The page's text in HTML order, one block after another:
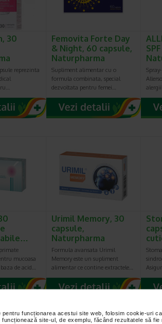
funcționarea acestui site web, folosim cookie-uri
site-ul, de exemplu, făcând rezultatele să
30
reprezinta
Femovita Forte Day
& Night, 60 capsule,
Naturpharma
Supliment alimentar cu o
formula combinata, special
dezvoltata pentru femei…
mucoasa
de acid…
Urimil Memory, 30
capsule,
Naturpharma
Formula avansata Urimil
Memory este un supliment
alimentar ce contine extractele…